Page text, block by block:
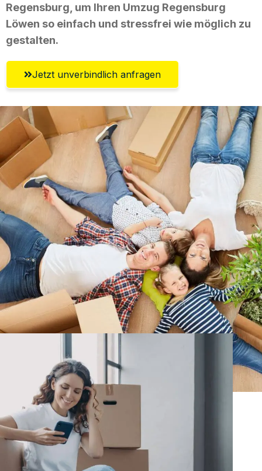
Regensburg, um Ihren Umzug Regensburg
Löwen so einfach und stressfrei wie möglich zu
gestalten.
Jetzt unverbindlich anfragen